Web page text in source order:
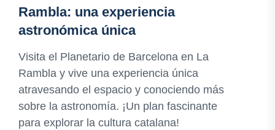
Rambla: una experiencia
astronómica única
Visita el Planetario de Barcelona en La
Rambla y vive una experiencia única
atravesando el espacio y conociendo más
sobre la astronomía. ¡Un plan fascinante
para explorar la cultura catalana!